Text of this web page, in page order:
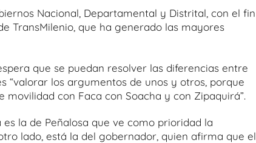
Nacional, Departamental y Distrital, con el fin
TransMilenio, que ha generado las mayores
que se puedan resolver las diferencias entre
“valorar los argumentos de unos y otros, porque
con Faca con Soacha y con Zipaquirá”.
la de Peñalosa que ve como prioridad la
lado, está la del gobernador, quien afirma que el